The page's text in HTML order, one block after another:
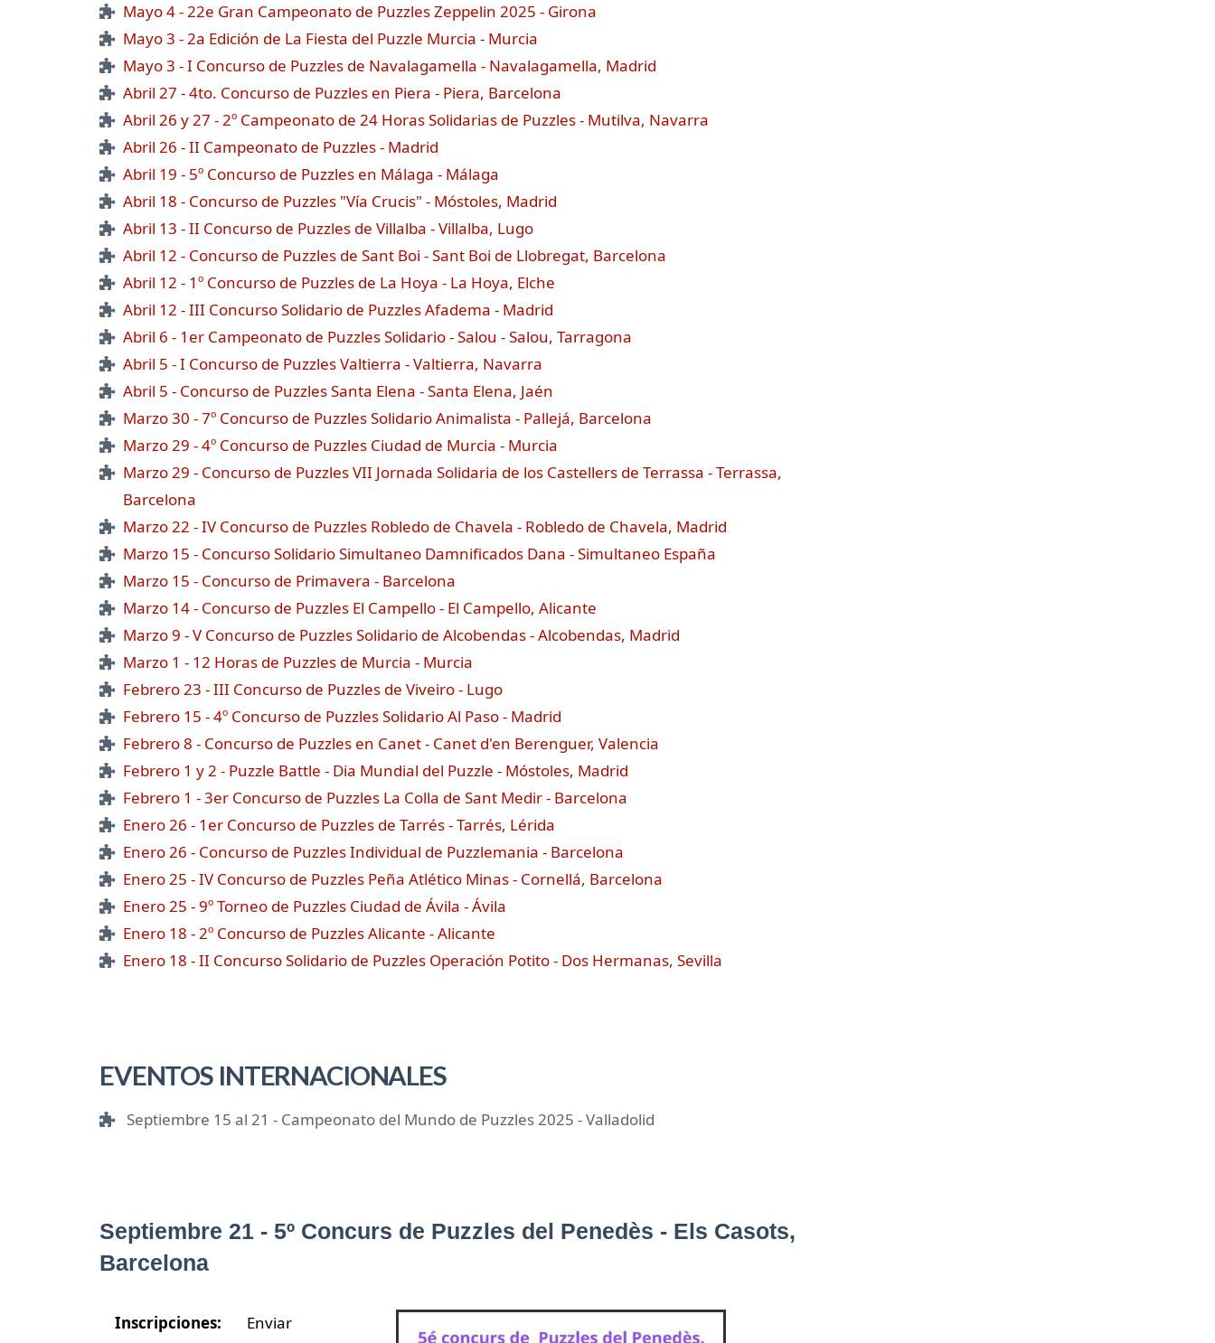
Mayo 4 - 22e Gran Campeonato de Puzzles Zeppelin 2025 - Girona
Mayo 3 - 2a Edición de La Fiesta del Puzzle Murcia - Murcia
Mayo 3 - I Concurso de Puzzles de Navalagamella - Navalagamella, Madrid
Abril 27 - 4to. Concurso de Puzzles en Piera - Piera, Barcelona
Abril 26 y 27 - 2º Campeonato de 24 Horas Solidarias de Puzzles - Mutilva, Navarra
Abril 26 - II Campeonato de Puzzles - Madrid
Abril 19 - 5º Concurso de Puzzles en Málaga - Málaga
Abril 18 - Concurso de Puzzles "Vía Crucis" - Móstoles, Madrid
Abril 13 - II Concurso de Puzzles de Villalba - Villalba, Lugo
Abril 12 - Concurso de Puzzles de Sant Boi - Sant Boi de Llobregat, Barcelona
Abril 12 - 1º Concurso de Puzzles de La Hoya - La Hoya, Elche
Abril 12 - III Concurso Solidario de Puzzles Afadema - Madrid
Abril 6 - 1er Campeonato de Puzzles Solidario - Salou - Salou, Tarragona
Abril 5 - I Concurso de Puzzles Valtierra - Valtierra, Navarra
Abril 5 - Concurso de Puzzles Santa Elena - Santa Elena, Jaén
Marzo 30 - 7º Concurso de Puzzles Solidario Animalista - Pallejá, Barcelona
Marzo 29 - 4º Concurso de Puzzles Ciudad de Murcia - Murcia
Marzo 29 - Concurso de Puzzles VII Jornada Solidaria de los Castellers de Terrassa - Terrassa,
Barcelona
Marzo 22 - IV Concurso de Puzzles Robledo de Chavela - Robledo de Chavela, Madrid
Marzo 15 - Concurso Solidario Simultaneo Damnificados Dana - Simultaneo España
Marzo 15 - Concurso de Primavera - Barcelona
Marzo 14 - Concurso de Puzzles El Campello - El Campello, Alicante
Marzo 9 - V Concurso de Puzzles Solidario de Alcobendas - Alcobendas, Madrid
Marzo 1 - 12 Horas de Puzzles de Murcia - Murcia
Febrero 23 - III Concurso de Puzzles de Viveiro - Lugo
Febrero 15 - 4º Concurso de Puzzles Solidario Al Paso - Madrid
Febrero 8 - Concurso de Puzzles en Canet - Canet d'en Berenguer, Valencia
Febrero 1 y 2 - Puzzle Battle - Dia Mundial del Puzzle - Móstoles, Madrid
Febrero 1 - 3er Concurso de Puzzles La Colla de Sant Medir - Barcelona
Enero 26 - 1er Concurso de Puzzles de Tarrés - Tarrés, Lérida
Enero 26 - Concurso de Puzzles Individual de Puzzlemania - Barcelona
Enero 25 - IV Concurso de Puzzles Peña Atlético Minas - Cornellá, Barcelona
Enero 25 - 9º Torneo de Puzzles Ciudad de Ávila - Ávila
Enero 18 - 2º Concurso de Puzzles Alicante - Alicante
Enero 18 - II Concurso Solidario de Puzzles Operación Potito - Dos Hermanas, Sevilla
EVENTOS INTERNACIONALES
Septiembre 15 al 21 - Campeonato del Mundo de Puzzles 2025 - Valladolid
Septiembre 21 - 5º Concurs de Puzzles del Penedès - Els Casots,
Barcelona
Inscripciones: Enviar